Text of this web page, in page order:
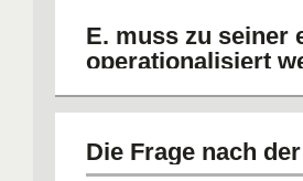
E. muss zu seiner
operationalisiert
F. ist unter einer
das, was mit
wird.
Die Frage nach